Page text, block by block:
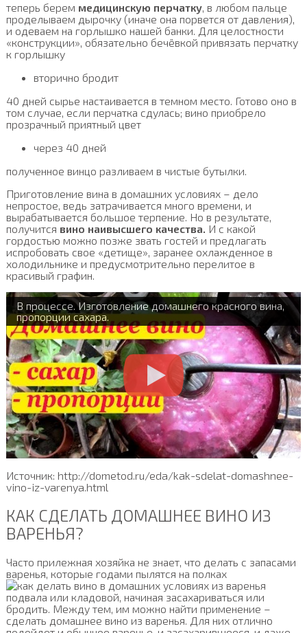
теперь берем медицинскую перчатку, в любом пальце
проделываем дырочку (иначе она порвется от давления),
и одеваем на горлышко нашей банки. Для целостности
«конструкции», обязательно бечёвкой привязать перчатку
к горлышку
вторично бродит
40 дней сырье настаивается в темном место. Готово оно в
том случае, если перчатка сдулась; вино приобрело
прозрачный приятный цвет
через 40 дней
полученное винцо разливаем в чистые бутылки.
Приготовление вина в домашних условиях – дело
непростое, ведь затрачивается много времени, и
вырабатывается большое терпение. Но в результате,
получится вино наивысшего качества. И с какой
гордостью можно позже звать гостей и предлагать
испробовать свое «детище», заранее охлажденное в
холодильнике и предусмотрительно перелитое в
красивый графин.
В процессе. Изготовление домашнего красного вина,
пропорции сахара.
Источник: http://dometod.ru/eda/kak-sdelat-domashnee-
vino-iz-varenya.html
КАК СДЕЛАТЬ ДОМАШНЕЕ ВИНО ИЗ
ВАРЕНЬЯ?
Часто прилежная хозяйка не знает, что делать с запасами
варенья, которые годами пылятся на полках
подвала или кладовой, начиная засахариваться или
бродить. Между тем, им можно найти применение –
сделать домашнее вино из варенья. Для них отлично